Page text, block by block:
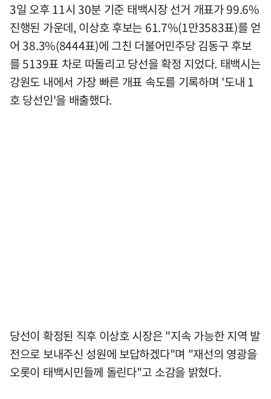
3일 오후 11시 30분 기준 태백시장 선거 개표가 99.6%
진행된 가운데, 이상호 후보는 61.7%(1만3583표)를 얻
어 38.3%(8444표)에 그친 더불어민주당 김동구 후보
를 5139표 차로 따돌리고 당선을 확정 지었다. 태백시는
강원도 내에서 가장 빠른 개표 속도를 기록하며 '도내 1
호 당선인'을 배출했다.
당선이 확정된 직후 이상호 시장은 "지속 가능한 지역 발
전으로 보내주신 성원에 보답하겠다"며 "재선의 영광을
오롯이 태백시민들께 돌린다"고 소감을 밝혔다.